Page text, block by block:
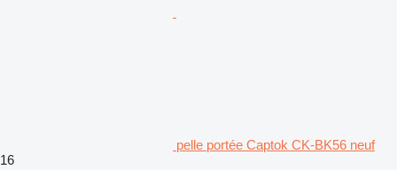
pelle portée Captok CK-BK56 neuf
16